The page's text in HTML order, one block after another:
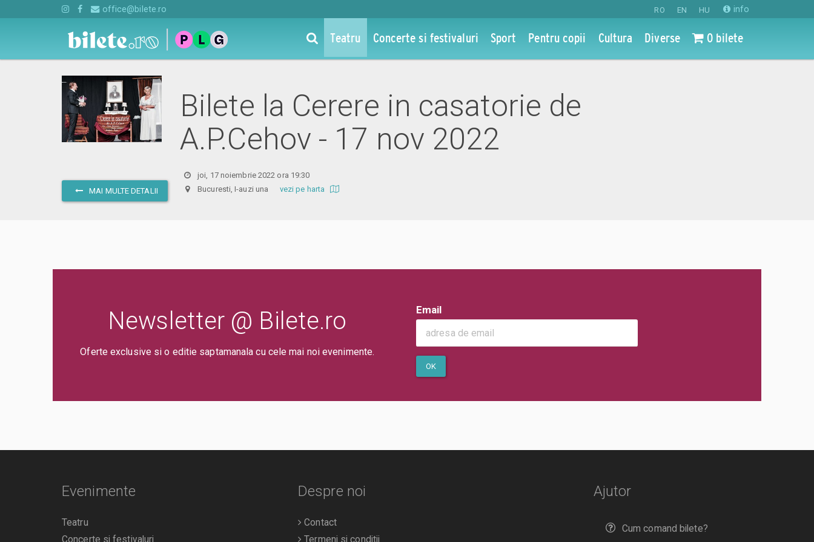
RO EN HU info
office@bilete.ro
Teatru Concerte si festivaluri Sport Pentru copii Cultura Diverse 0 bilete
MAI MULTE DETALII
Bilete la Cerere in casatorie de
A.P.Cehov - 17 nov 2022
joi, 17 noiembrie 2022 ora 19:30
Bucuresti, I-auzi una vezi pe harta
Newsletter @ Bilete.ro
Oferte exclusive si o editie saptamanala cu cele mai noi evenimente.
Email
OK
Ajutor
Cum comand bilete?
Evenimente
Teatru
Concerte si festivaluri
Despre noi
Contact
Termeni si conditii